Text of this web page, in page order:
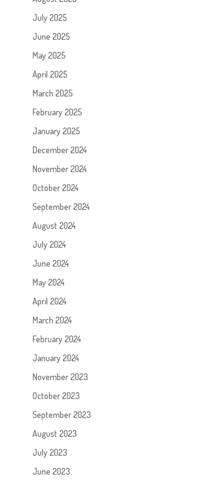
July 2025
June 2025
May 2025
April 2025
March 2025
February 2025
January 2025
December 2024
November 2024
October 2024
September 2024
August 2024
July 2024
June 2024
May 2024
April 2024
March 2024
February 2024
January 2024
November 2023
October 2023
September 2023
August 2023
July 2023
June 2023